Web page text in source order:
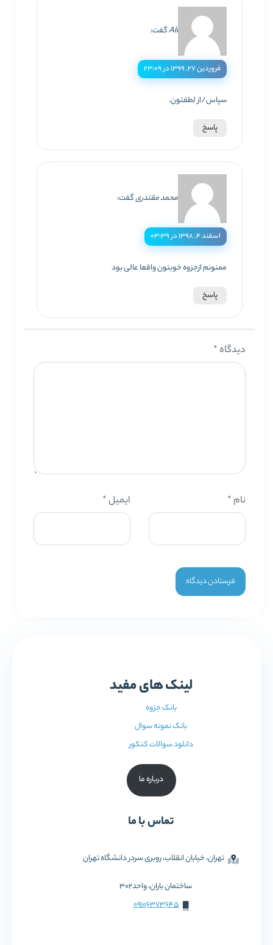
Aliگفت:
فروردین ۲۷, ۱۳۹۹ در ۲۳:۰۹
سپاس/از لطفتون.
پاسخ
محمد مقتدریگفت:
اسفند ۴, ۱۳۹۸ در ۰۳:۳۹
ممنونم ازجزوه خوبتون واقعا عالی بود
پاسخ
دیدگاه *
نام * ایمیل*
لینک های مفید
بانک جزوه
بانک نمونه سوال
دانلود سوالات کنکور
درباره ما
تماس با ما
تهران، خیابان انقلاب، روبری سردر دانشگاه تهران
ساختمان باران، واحد302
09106373645